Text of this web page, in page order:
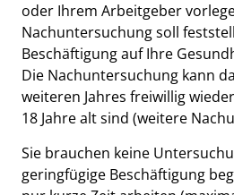
oder Ihrem Arbeitgeber
Nachuntersuchung soll
Beschäftigung auf Ihre
Die Nachuntersuchung kann
weiteren Jahres freiwillig
18 Jahre alt sind (weitere
Sie brauchen keine
geringfügige Beschäftigung